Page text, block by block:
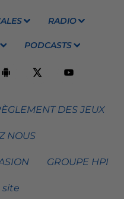
RADIO
PODCASTS
DES JEUX
NOUS
GROUPE HPI
site